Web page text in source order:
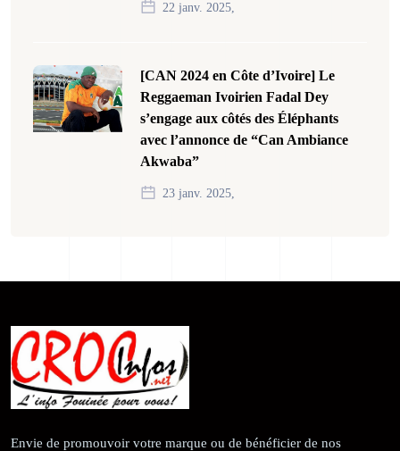
22 janv. 2025,
[CAN 2024 en Côte d’Ivoire] Le
Reggaeman Ivoirien Fadal Dey
s’engage aux côtés des Éléphants
avec l’annonce de “Can Ambiance
Akwaba”
23 janv. 2025,
Envie de promouvoir votre marque ou de bénéficier de nos